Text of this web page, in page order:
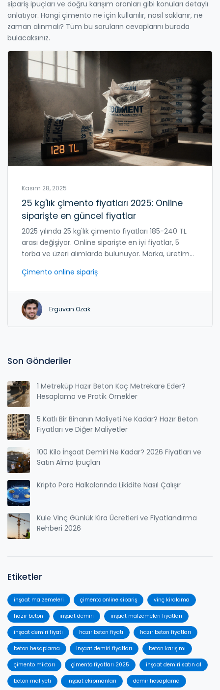
sipariş ipuçları ve doğru karışım oranları gibi konuları detaylı
anlatıyor. Hangi çimento ne için kullanılır, nasıl saklanır, ne
zaman alınmalı? Tüm bu soruların cevaplarını burada
bulacaksınız.
Kasım 28, 2025
25 kg'lık çimento fiyatları 2025: Online
siparişte en güncel fiyatlar
2025 yılında 25 kg'lık çimento fiyatları 185-240 TL
arası değişiyor. Online siparişte en iyi fiyatlar, 5
torba ve üzeri alımlarda bulunuyor. Marka, üretim
Çimento online sipariş
Erguvan Ozak
Son Gönderiler
1 Metreküp Hazır Beton Kaç Metrekare Eder?
Hesaplama ve Pratik Örnekler
5 Katlı Bir Binanın Maliyeti Ne Kadar? Hazır Beton
Fiyatları ve Diğer Maliyetler
100 Kilo İnşaat Demiri Ne Kadar? 2026 Fiyatları ve
Satın Alma İpuçları
Kripto Para Halkalarında Likidite Nasıl Çalışır
Kule Vinç Günlük Kira Ücretleri ve Fiyatlandırma
Rehberi 2026
Etiketler
inşaat malzemeleri çimento online sipariş vinç kiralama
hazır beton inşaat demiri inşaat malzemeleri fiyatları
inşaat demiri fiyatı hazır beton fiyatı hazır beton fiyatları
beton hesaplama inşaat demiri fiyatları beton karışımı
çimento miktarı çimento fiyatları 2025 inşaat demiri satın al
beton maliyeti inşaat ekipmanları demir hesaplama